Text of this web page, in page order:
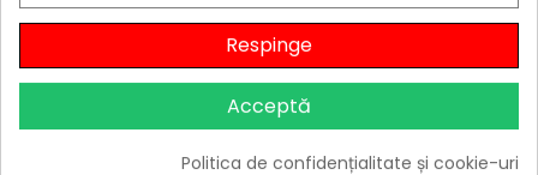
Respinge
Acceptă
Politica de confidențialitate și cookie-uri